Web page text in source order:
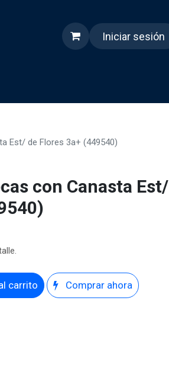
Iniciar sesión
Est/ de Flores 3a+ (449540)
con Canasta Est/
carrito Comprar ahora